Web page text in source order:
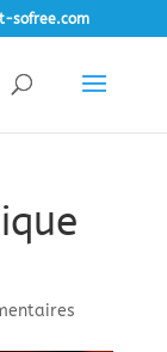
sofree.com